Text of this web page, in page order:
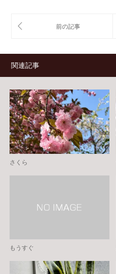
し
い
ド
き
す)
関連記事
さくら
もうすぐ